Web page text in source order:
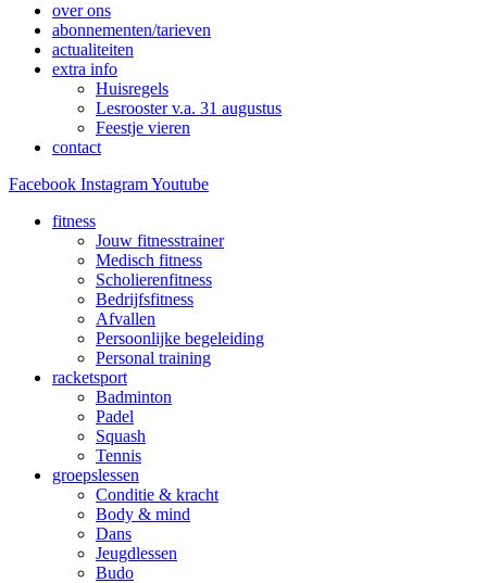
over ons
abonnementen/tarieven
actualiteiten
extra info
Huisregels
Lesrooster v.a. 31 augustus
Feestje vieren
contact
Facebook InstagramYoutube
fitness
Jouw fitnesstrainer
Medisch fitness
Scholierenfitness
Bedrijfsfitness
Afvallen
Persoonlijke begeleiding
Personal training
racketsport
Badminton
Padel
Squash
Tennis
groepslessen
Conditie & kracht
Body & mind
Dans
Jeugdlessen
Budo